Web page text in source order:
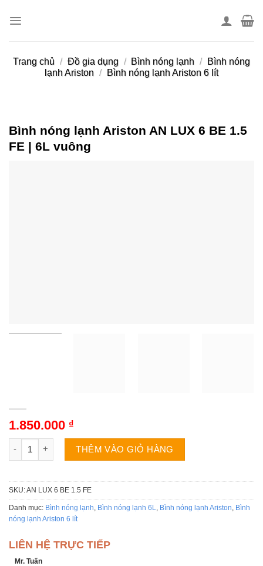
Trang chủ / Đồ gia dụng / Bình nóng lạnh /
Bình nóng
lạnh Ariston / Bình nóng lạnh Ariston 6 lít
Bình nóng lạnh Ariston AN LUX 6 BE 1.5
FE | 6L vuông
1.850.000 ₫
Bình nóng lạnh Ariston AN LUX 6 BE 1.5 FE | 6L vuông số
THÊM VÀO GIỎ HÀNG
SKU:AN LUX 6 BE 1.5 FE
Danh mục: Bình nóng lạnh Bình nóng lạnh 6L Bình nóng lạnh Ariston Bình
nóng lạnh Ariston 6 lít
LIÊN HỆ TRỰC TIẾP
Mr. Tuấn